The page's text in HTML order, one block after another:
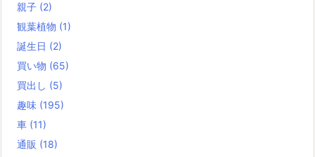
親子 (2)
観葉植物 (1)
誕生日 (2)
買い物 (65)
買出し (5)
趣味 (195)
車 (11)
通販 (18)